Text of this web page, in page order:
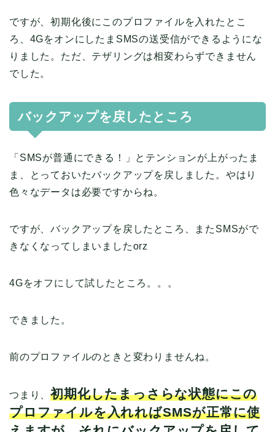
ですが、初期化後にこのプロファイルを入れたとこ
ろ、4GをオンにしたまSMSの送受信ができるようにな
りました。ただ、テザリングは相変わらずできません
でした。
バックアップを戻したところ
「SMSが普通にできる！」とテンションが上がったま
ま、とっておいたバックアップを戻しました。やはり
色々なデータは必要ですからね。
ですが、バックアップを戻したところ、またSMSがで
きなくなってしまいましたorz
4Gをオフにして試したところ。。。
できました。
前のプロファイルのときと変わりませんね。
つまり、初期化したまっさらな状態にこの
プロファイルを入れればSMSが正常に使